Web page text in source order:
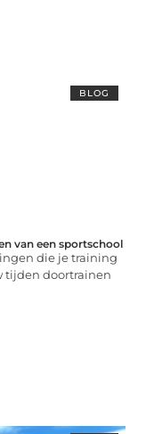
BLOG
van een sportschool
die je training
tijden doortrainen